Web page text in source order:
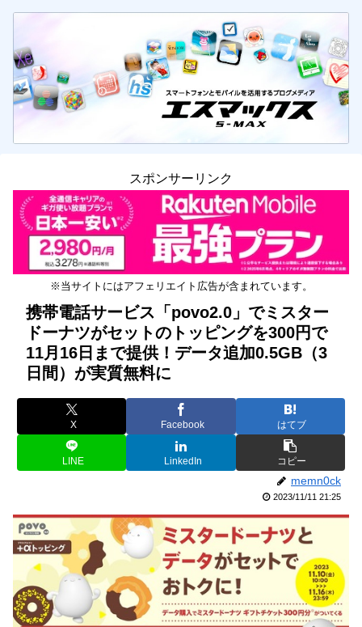
スポンサーリンク
※当サイトにはアフェリエイト広告が含まれています。
携帯電話サービス「povo2.0」でミスター
ドーナツがセットのトッピングを300円で
11月16日まで提供！データ追加0.5GB（3
日間）が実質無料に
X Facebook はてブ
LINE LinkedIn コピー
memn0ck
2023/11/11 21:25